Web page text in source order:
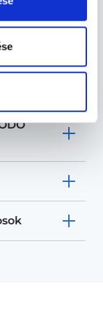
nem csak a
gomba-
herpesz is.